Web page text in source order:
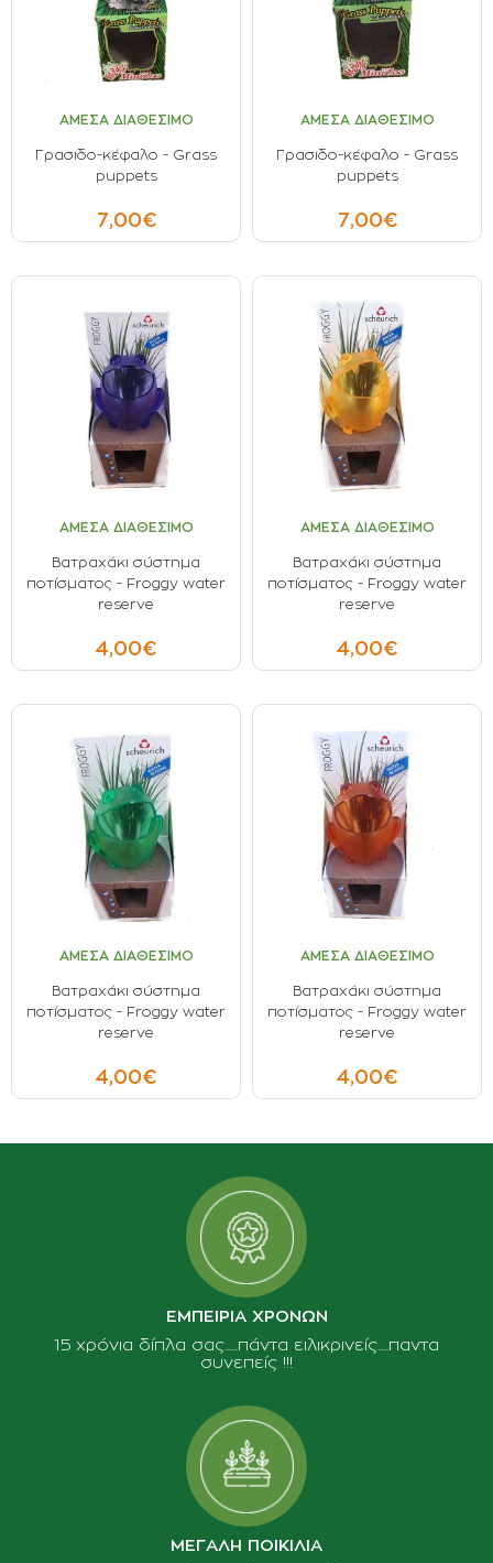
ΣΠΟΡΟΙ - ΒΟΛΒΟΙ
ΕΙΔΗ ΚΗΠΟΥ
ΟΙΝΟΠΟΙΪΑΣ- ΕΙΔΗ ΕΛΑΙΟΣΥΛΛΟΓΗΣ
ΦΥΤΟΧΩΜΑΤΑ - ΕΔΑΦΟΒΕΛΤΙΩΤΙΚΑ
ΕΙΔΗ ΚΟΙΜΗΤΗΡΙΟΥ
ΣΧΕΤΙΚΑ ΜΕ ΜΑΣ
ΣΥΜΒΟΥΛΕΣ
ΠΟΛΙΤΙΚΗ ΑΠΟΡΡΗΤΟΥ
ΕΠΙΣΤΡΟΦΕΣ ΠΡΟΪΟΝΤΩΝ
ΤΡΟΠΟΙ ΠΛΗΡΩΜΗΣ
ΟΡΟΙ ΜΕΤΑΦΟΡΙΚΩΝ
ΑΣΦΑΛΕΙΑ ΣΥΝΑΛΛΑΓΩΝ
ΑΠΟΣΤΟΛΗ ΠΡΟΪΟΝΤΩΝ
ΑΜΕΣΑ ΔΙΑΘΕΣΙΜΟ
Γρασιδο-κέφαλο - Grass
puppets
7,00€
ΑΜΕΣΑ ΔΙΑΘΕΣΙΜΟ
Γρασιδο-κέφαλο - Grass
puppets
7,00€
ΑΜΕΣΑ ΔΙΑΘΕΣΙΜΟ
Βατραχάκι σύστημα
ποτίσματος - Froggy water
reserve
4,00€
ΑΜΕΣΑ ΔΙΑΘΕΣΙΜΟ
Βατραχάκι σύστημα
ποτίσματος - Froggy water
reserve
4,00€
ΑΜΕΣΑ ΔΙΑΘΕΣΙΜΟ
Βατραχάκι σύστημα
ποτίσματος - Froggy water
reserve
4,00€
ΑΜΕΣΑ ΔΙΑΘΕΣΙΜΟ
Βατραχάκι σύστημα
ποτίσματος - Froggy water
reserve
4,00€
ΕΜΠΕΙΡΙΑ ΧΡΟΝΩΝ
15 χρόνια δίπλα σας......πάντα ειλικρινείς.....παντα
συνεπείς !!!
ΜΕΓΑΛΗ ΠΟΙΚΙΛΙΑ